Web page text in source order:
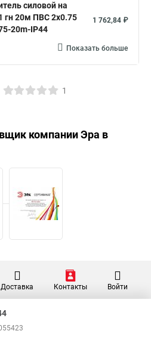
силовой на
гн 20м ПВС 2x0.75
20m-IP44
1 762,84 ₽
Показать больше
1
компанииЭра в
Доставка Контакты Войти